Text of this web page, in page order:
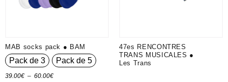
MAB socks pack ● BAM
Pack de 3 Pack de 5
39.00€ – 60.00€Plage
47es RENCONTRES
TRANS MUSICALES ●
Les Trans